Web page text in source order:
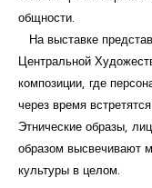
общности.
На выставке
Центральной
композиции, где
через время
Этнические образы,
образом высвечивают
культуры в целом.